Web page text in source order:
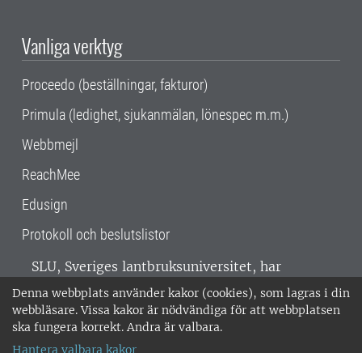
Denna webbplats använder kakor (cookies), som lagras i din
webbläsare. Vissa kakor är nödvändiga för att webbplatsen
ska fungera korrekt. Andra är valbara.
Hantera valbara kakor
Vanliga verktyg
Proceedo (beställningar, fakturor)
Primula (ledighet, sjukanmälan, lönespec m.m.)
Webbmejl
ReachMee
Edusign
Protokoll och beslutslistor
SLU, Sveriges lantbruksuniversitet, har
verksamhet över hela Sverige. Huvudorter är
Alnarp, Uppsala och Umeå.SLU är
miljöcertifierat enligt ISO 14001. •
018-67 10 00 • Org nr: 202100-2817 •